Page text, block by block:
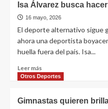
Isa Álvarez busca
16 mayo, 2026
El deporte alternativo sigue
ahora una deportista
huella fuera del país. Isa...
Leer más
Otros Deportes
Gimnastas quieren